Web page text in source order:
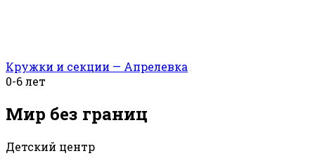
Кружки и секции — Апрелевка
0-6 лет
Мир без границ
Детский центр